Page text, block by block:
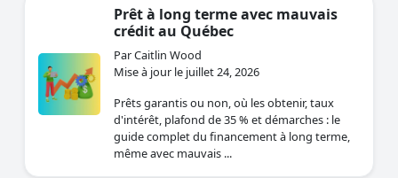
Prêt à long terme avec mauvais
crédit au Québec
Par Caitlin Wood
Mise à jour le juillet 24, 2026
Prêts garantis ou non, où les obtenir, taux
d'intérêt, plafond de 35 % et démarches : le
guide complet du financement à long terme,
même avec mauvais ...